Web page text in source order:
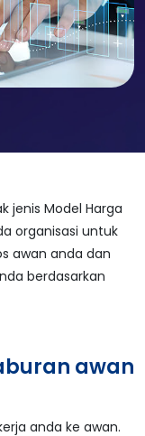
jenis Model Harga
organisasi untuk
awan anda dan
berdasarkan
awan
anda ke awan.